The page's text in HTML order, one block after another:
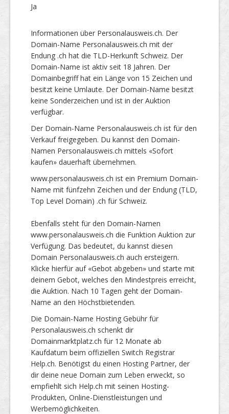
Ja
Informationen über Personalausweis.ch. Der
Domain-Name Personalausweis.ch mit der
Endung .ch hat die TLD-Herkunft Schweiz. Der
Domain-Name ist aktiv seit 18 Jahren. Der
Domainbegriff hat ein Länge von 15 Zeichen und
besitzt keine Umlaute. Der Domain-Name besitzt
keine Sonderzeichen und ist in der Auktion
verfügbar.
Der Domain-Name Personalausweis.ch ist für den
Verkauf freigegeben. Du kannst den Domain-
Namen Personalausweis.ch mittels «Sofort
kaufen» dauerhaft übernehmen.
www.personalausweis.ch ist ein Premium Domain-
Name mit fünfzehn Zeichen und der Endung (TLD,
Top Level Domain) .ch für Schweiz.
Ebenfalls steht für den Domain-Namen
www.personalausweis.ch die Funktion Auktion zur
Verfügung. Das bedeutet, du kannst diesen
Domain Personalausweis.ch auch ersteigern.
Klicke hierfür auf «Gebot abgeben» und starte mit
deinem Gebot, welches den Mindestpreis erreicht,
die Auktion. Nach 10 Tagen geht der Domain-
Name an den Höchstbietenden.
Die Domain-Name Hosting Gebühr für
Personalausweis.ch schenkt dir
Domainmarktplatz.ch für 12 Monate ab
Kaufdatum beim offiziellen Switch Registrar
Help.ch. Benötigst du einen Hosting Partner, der
dir deine neue Domain zum Leben erweckt, so
empfiehlt sich Help.ch mit seinen Hosting-
Produkten, Online-Dienstleistungen und
Werbemöglichkeiten.